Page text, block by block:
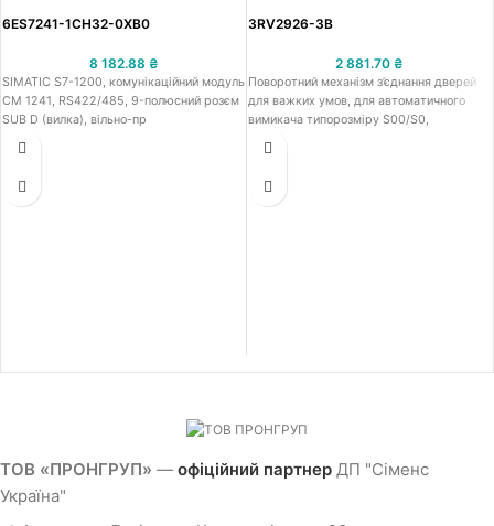
6ES7241-1CH32-0XB0
8 182.88 ₴
SIMATIC S7-1200, комунікаційний модуль
CM 1241, RS422/485, 9-полюсний розєм
SUB D (вилка), вільно-пр
3RV2926-3B
2 881.70 ₴
Поворотний механізм з’єднання дверей
для важких умов, для автоматичного
вимикача типорозміру S00/S0,
ТОВ «ПРОНГРУП» — офіційний партнер ДП "Сіменс
Україна"